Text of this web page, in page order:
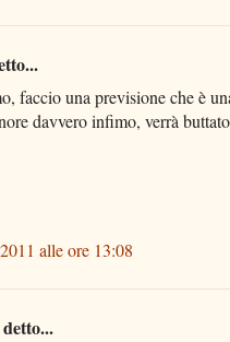
faccio una previsione che è
davvero infimo, verrà
alle ore 13:08